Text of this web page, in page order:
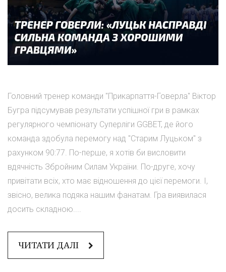
Головний тренер команди "Прикарпаття-Говерла" Віктор
Бугра підсумував результати успішної гри в рамках
регулярного чемпіонату Суперліги GGBET, де його
команда здобула перемогу над "Старим Луцьком" з
рахунком 90:77. По-перше, я хотів би висловити
вдячність Збройним Силам України. По-друге, хочу
привітати всіх, хто має відношення до цієї перемоги. І,
звісно, велика подяка нашим фанатам. Гра виявилася
досить складною....
ЧИТАТИ ДАЛІ